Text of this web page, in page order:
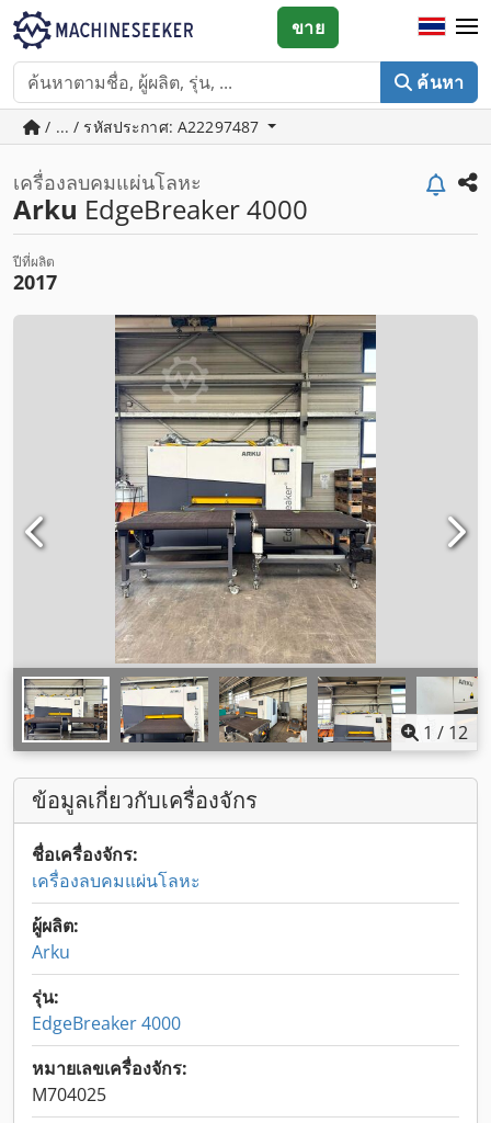
ค้นหา
ขาย
/ ... / รหัสประกาศ: A22297487
เครื่องลบคมแผ่นโลหะ
Arku EdgeBreaker 4000
ปีที่ผลิต
2017
1 / 12
ข้อมูลเกี่ยวกับเครื่องจักร
ชื่อเครื่องจักร:
เครื่องลบคมแผ่นโลหะ
ผู้ผลิต:
Arku
รุ่น:
EdgeBreaker 4000
หมายเลขเครื่องจักร:
M704025